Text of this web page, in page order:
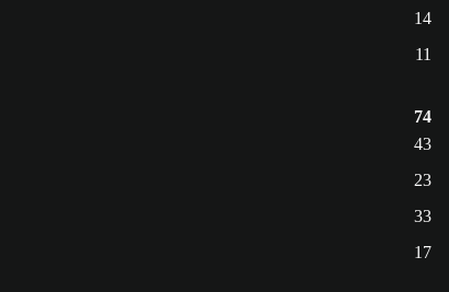
14
11
74
43
23
33
17